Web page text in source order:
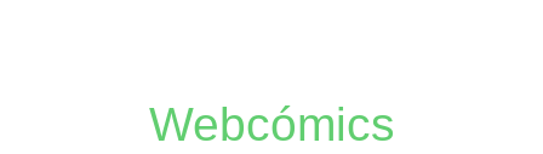
Webcómics